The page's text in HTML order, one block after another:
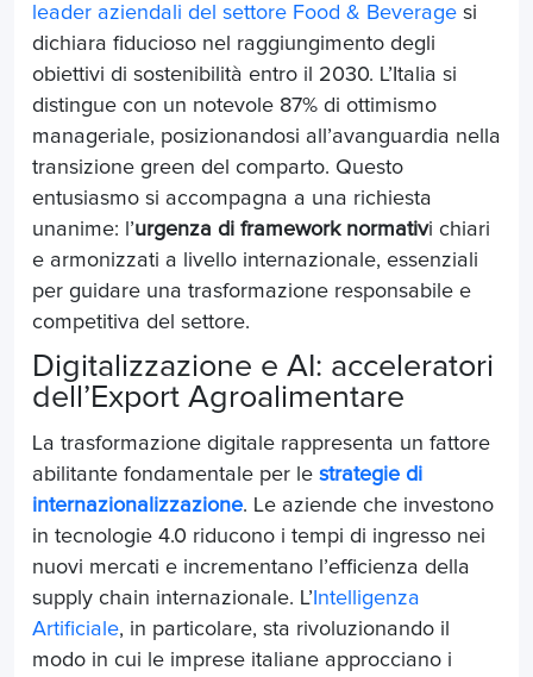
leader aziendali del settore Food & Beverage si
dichiara fiducioso nel raggiungimento degli
obiettivi di sostenibilità entro il 2030. L’Italia si
distingue con un notevole 87% di ottimismo
manageriale, posizionandosi all’avanguardia nella
transizione green del comparto. Questo
entusiasmo si accompagna a una richiesta
unanime: l’urgenza di framework normativi chiari
e armonizzati a livello internazionale, essenziali
per guidare una trasformazione responsabile e
competitiva del settore.
Digitalizzazione e AI: acceleratori
dell’Export Agroalimentare
La trasformazione digitale rappresenta un fattore
abilitante fondamentale per le strategie di
internazionalizzazione. Le aziende che investono
in tecnologie 4.0 riducono i tempi di ingresso nei
nuovi mercati e incrementano l’efficienza della
supply chain internazionale. L’ Intelligenza
Artificiale, in particolare, sta rivoluzionando il
modo in cui le imprese italiane approcciano i